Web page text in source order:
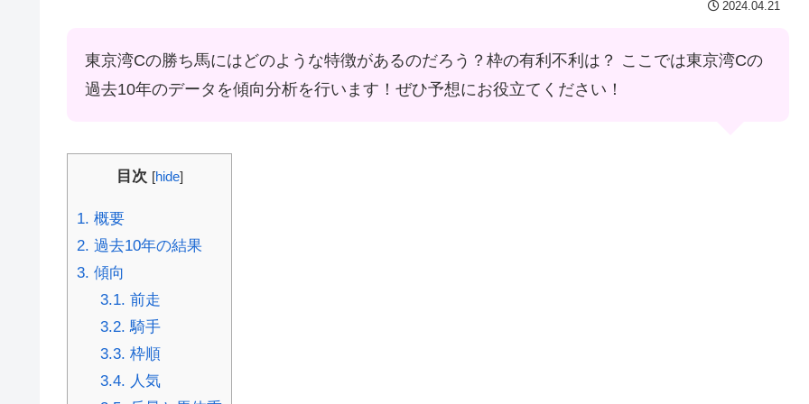
2024.04.21
東京湾Cの勝ち馬にはどのような特徴があるのだろう？枠の有利不利は？ ここでは東京湾Cの
過去10年のデータを傾向分析を行います！ぜひ予想にお役立てください！
目次 [hide]
1. 概要
2. 過去10年の結果
3. 傾向
3.1. 前走
3.2. 騎手
3.3. 枠順
3.4. 人気